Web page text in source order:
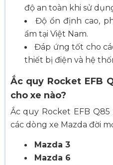
độ an toàn khi sử
Độ ổn định cao,
ẩm tại Việt Nam.
Đáp ứng tốt cho
thiết bị điện và hệ
Ắc quy Rocket EFB
cho xe nào?
Ắc quy Rocket EFB
các dòng xe Mazda đời
Mazda 3
Mazda 6